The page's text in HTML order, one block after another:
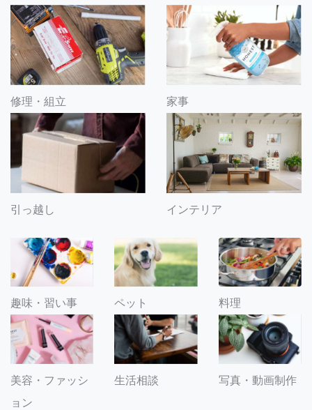
修理・組立 家事
引っ越し インテリア
趣味・習い事 ペット 料理
美容・ファッシ
ョン
生活相談 写真・動画制作